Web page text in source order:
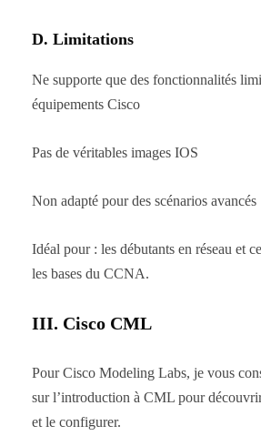
D. Limitations
Ne supporte que des fonctionnalités
équipements Cisco
Pas de véritables images IOS
Non adapté pour des scénarios avancés
Idéal pour : les débutants en réseau et
les bases du CCNA.
III. Cisco CML
Pour Cisco Modeling Labs, je vous
sur l’introduction à CML pour
et le configurer.